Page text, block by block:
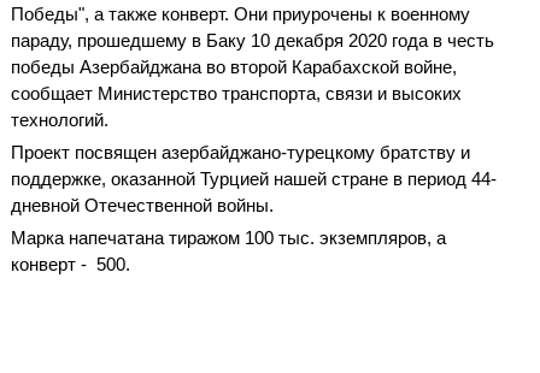
Победы", а также конверт. Они приурочены к военному
параду, прошедшему в Баку 10 декабря 2020 года в честь
победы Азербайджана во второй Карабахской войне,
сообщает Министерство транспорта, связи и высоких
технологий.
Проект посвящен азербайджано-турецкому братству и
поддержке, оказанной Турцией нашей стране в период 44-
дневной Отечественной войны.
Марка напечатана тиражом 100 тыс. экземпляров, а
конверт - 500.